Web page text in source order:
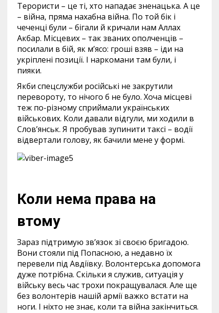
Терористи – це ті, хто нападає зненацька. А це
– війна, пряма нахабна війна. По той бік і
чеченці були – бігали й кричали нам Аллах
Акбар. Місцевих – так званих ополченців –
посилали в бій, як м’ясо: гроші взяв – іди на
укріплені позиції. І наркомани там були, і
пияки.
Якби спецслужби російські не закрутили
перевороту, то нічого б не було. Хоча місцеві
теж по-різному сприймали українських
військових. Коли давали відгули, ми ходили в
Слов’янськ. Я пробував зупинити таксі – водії
відвертали голову, як бачили мене у формі.
Коли нема права на
втому
Зараз підтримую зв’язок зі своєю бригадою.
Вони стояли під Попасною, а недавно їх
перевели під Авдіївку. Волонтерська допомога
дуже потрібна. Скільки я служив, ситуація у
війську весь час трохи покращувалася. Але ще
без волонтерів нашій армії важко встати на
ноги. І ніхто не знає, коли та війна закінчиться.